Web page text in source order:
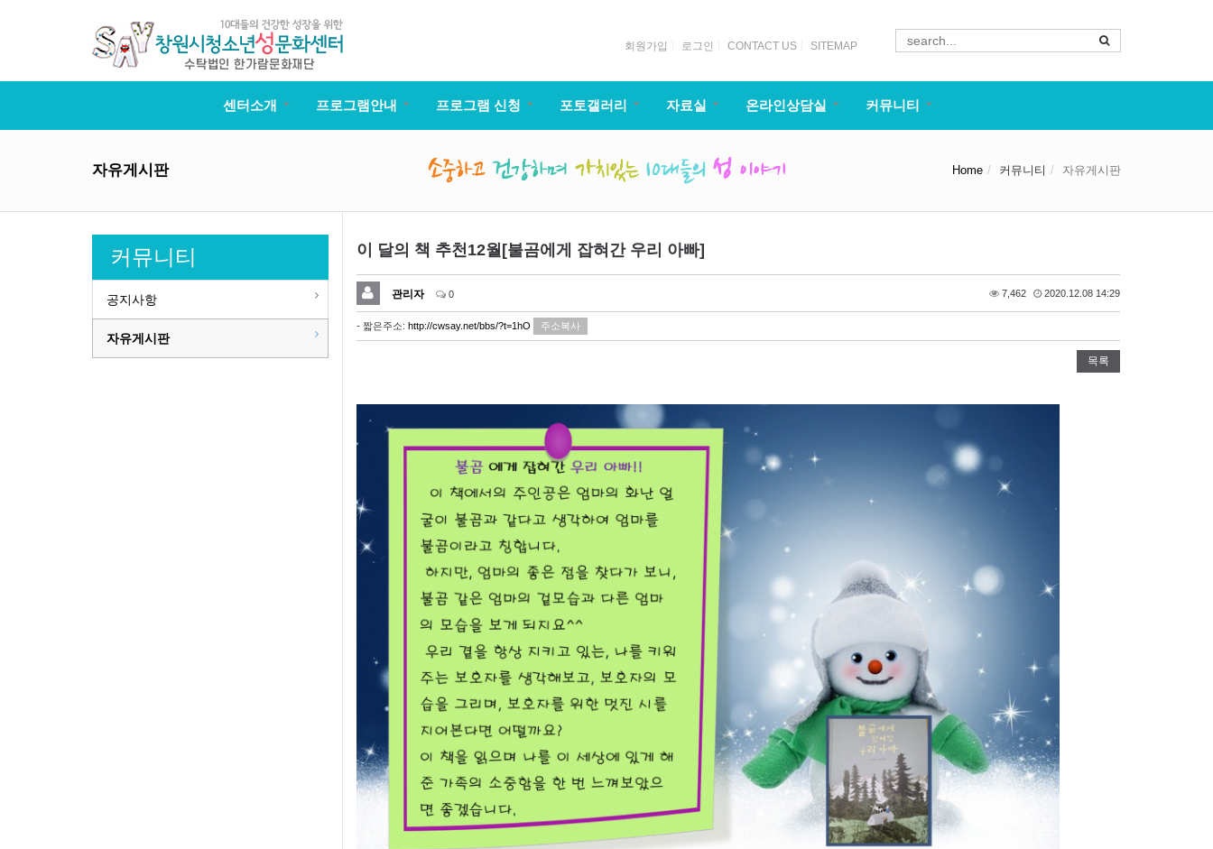
회원가입 로그인 CONTACT US SITEMAP
센터소개 프로그램안내 프로그램 신청 포토갤러리 자료실 온라인상담실 커뮤니티
자유게시판 Home 커뮤니티 자유게시판
커뮤니티
공지사항
자유게시판
이 달의 책 추천12월[불곰에게 잡혀간 우리 아빠]
관리자 0 7,462 2020.12.08 14:29
- 짧은주소: http://cwsay.net/bbs/?t=1hO 주소복사
목록